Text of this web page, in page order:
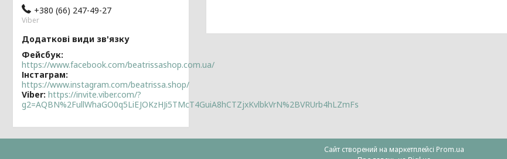
+380 (66) 247-49-27
Viber
Фейсбук
https://www.facebook.com/beatrissashop.com.ua/
Інстаграм
https://www.instagram.com/beatrissa.shop/
Viber https://invite.viber.com/?
g2=AQBN%2FullWhaGO0q5LiEJOKzHJi5TMcT4GuiA8hCTZjxKvlbkVrN%2BVRUrb4hLZmFs
Сайт створений на маркетплейсі Prom.ua